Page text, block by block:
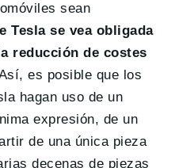
sean
Tesla se vea obligada
reducción de costes
es posible que los
hagan uso de un
expresión, de un
de una única pieza
decenas de piezas